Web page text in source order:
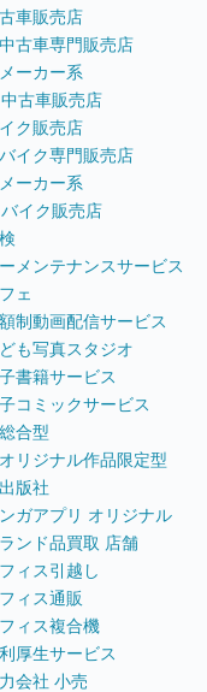
車販売店
中古車専門販売店
メーカー系
古車販売店
ク販売店
バイク専門販売店
メーカー系
イク販売店
メンテナンスサービス
ェ
制動画配信サービス
も写真スタジオ
書籍サービス
コミックサービス
総合型
オリジナル作品限定型
出版社
ガアプリ オリジナル
ンド品買取 店舗
ィス引越し
ィス通販
ィス複合機
厚生サービス
会社 小売